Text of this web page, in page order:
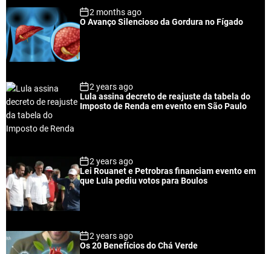
2 months ago
O Avanço Silencioso da Gordura no Fígado
2 years ago
Lula assina decreto de reajuste da tabela do
Imposto de Renda em evento em São Paulo
2 years ago
Lei Rouanet e Petrobras financiam evento em
que Lula pediu votos para Boulos
2 years ago
Os 20 Benefícios do Chá Verde